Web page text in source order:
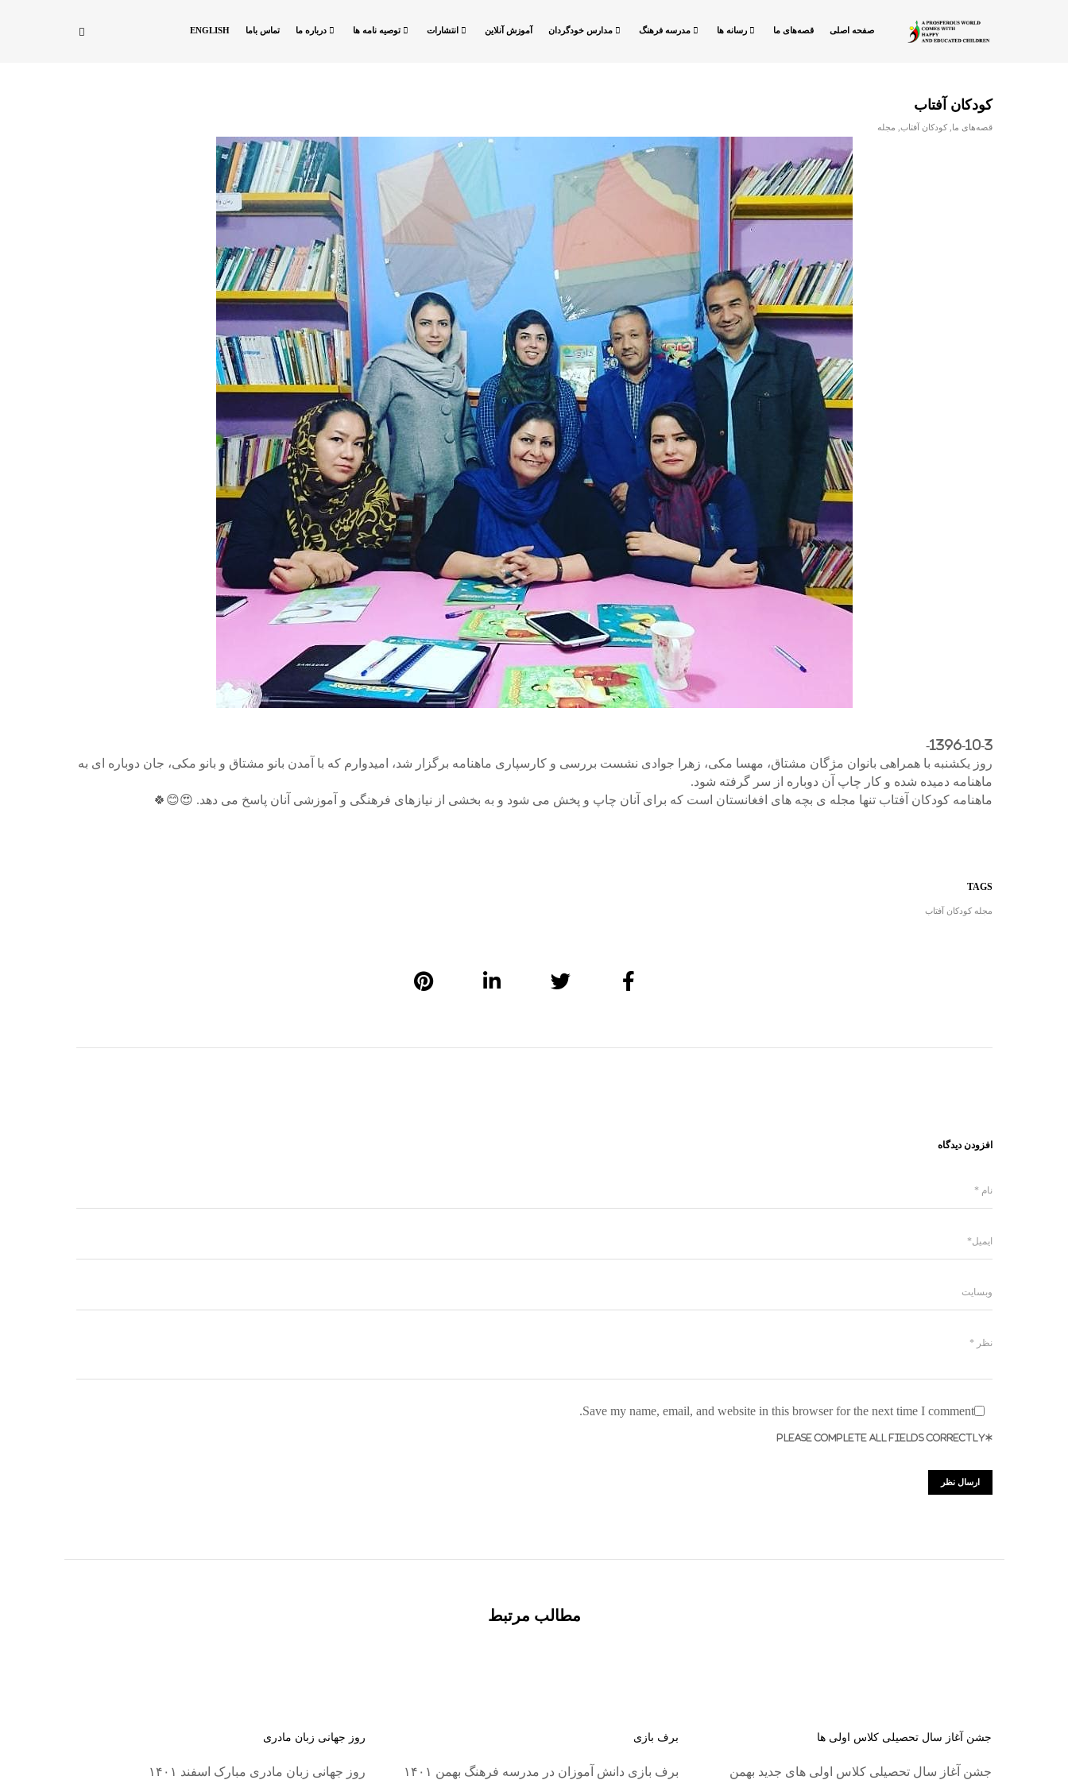
صفحه اصلی قصه‌های ما رسانه ها مدرسه فرهنگ مدارس خودگردان آموزش آنلاین انتشارات توصیه نامه ها درباره ما تماس باما ENGLISH
کودکان آفتاب
قصه‌های ما ,کودکان آفتاب مجله
1396-10-3-
روز یکشنبه با همراهی بانوان مژگان مشتاق، مهسا مکی، زهرا جوادی نشست بررسی و کارسپاری ماهنامه برگزار شد، امیدوارم که با آمدن بانو مشتاق و بانو مکی، جان دوباره ای به
ماهنامه دمیده شده و کار چاپ آن دوباره از سر گرفته شود.
ماهنامه کودکان آفتاب تنها مجله ی بچه های افغانستان است که برای آنان چاپ و پخش می شود و به بخشی از نیازهای فرهنگی و آموزشی آنان پاسخ می دهد. 😍😊🍀
TAGS
مجله کودکان آفتاب
افزودن دیدگاه
Save my name, email, and website in this browser for the next time I comment.
*PLEASE COMPLETE ALL FIELDS CORRECTLY
مطالب مرتبط
روز جهانی زبان مادری
روز جهانی زبان مادری مبارک اسفند ۱۴۰۱
برف بازی
برف بازی دانش آموزان در مدرسه فرهنگ بهمن ۱۴۰۱
جشن آغاز سال تحصیلی کلاس اولی ها
جشن آغاز سال تحصیلی کلاس اولی های جدید بهمن